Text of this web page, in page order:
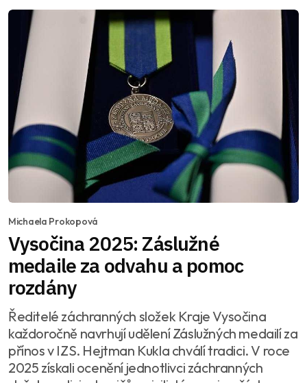
Michaela Prokopová
Vysočina 2025: Záslužné
medaile za odvahu a pomoc
rozdány
Ředitelé záchranných složek Kraje Vysočina
každoročně navrhují udělení Záslužných medailí za
přínos v IZS. Hejtman Kukla chválí tradici. V roce
2025 získali ocenění jednotlivci záchranných